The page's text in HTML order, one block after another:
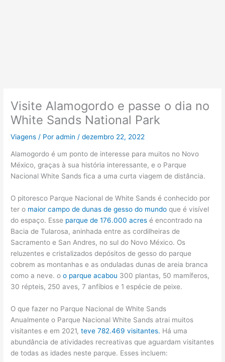
Visite Alamogordo e passe o dia no
White Sands National Park
Viagens / Poradmin /dezembro 22, 2022
Alamogordo é um ponto de interesse para muitos no Novo
México, graças à sua história interessante, e o Parque
Nacional White Sands fica a uma curta viagem de distância.
O pitoresco Parque Nacional de White Sands é conhecido por
ter o maior campo de dunas de gesso do mundoque é visível
do espaço. Esse parque de 176.000 acresé encontrado na
Bacia de Tularosa, aninhada entre as cordilheiras de
Sacramento e San Andres, no sul do Novo México. Os
reluzentes e cristalizados depósitos de gesso do parque
cobrem as montanhas e as onduladas dunas de areia branca
como a neve. oo parque acabou 300 plantas, 50 mamíferos,
30 répteis, 250 aves, 7 anfíbios e 1 espécie de peixe.
O que fazer no Parque Nacional de White Sands
Anualmente o Parque Nacional White Sands atrai muitos
visitantes e em 2021,teve 782.469 visitantes. Há uma
abundância de atividades recreativas que aguardam visitantes
de todas as idades neste parque. Esses incluem: